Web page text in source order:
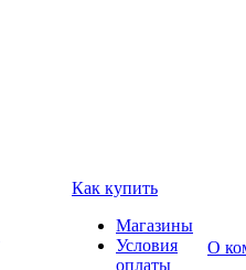
Как купить
Магазины
Условия
оплаты
О